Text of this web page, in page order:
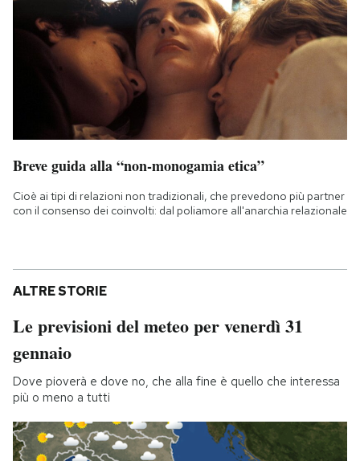
Breve guida alla “non-monogamia etica”
Cioè ai tipi di relazioni non tradizionali, che prevedono più partner
con il consenso dei coinvolti: dal poliamore all'anarchia relazionale
ALTRE STORIE
Le previsioni del meteo per venerdì 31
gennaio
Dove pioverà e dove no, che alla fine è quello che interessa
più o meno a tutti